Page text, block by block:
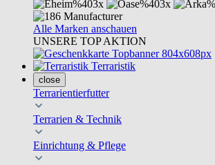
Alle Marken anschauen
UNSERE TOP AKTION
Terraristik
close
Terrarientierfutter
Terrarien & Technik
Einrichtung & Pflege